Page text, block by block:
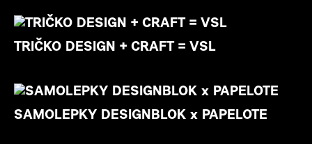
TRIČKO DESIGN + CRAFT = VSL
SAMOLEPKY DESIGNBLOK x PAPELOTE